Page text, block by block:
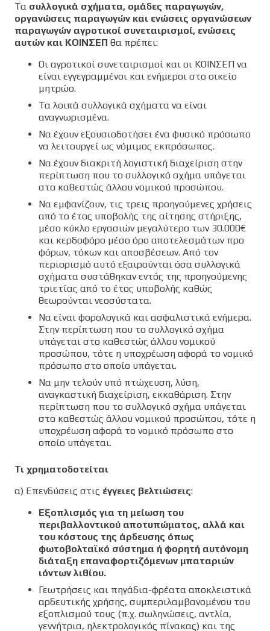
Τα συλλογικά σχήματα, ομάδες παραγωγών,
οργανώσεις παραγωγών και ενώσεις οργανώσεων
παραγωγών αγροτικοί συνεταιρισμοί, ενώσεις
αυτών και ΚΟΙΝΣΕΠ θα πρέπει:
Οι αγροτικοί συνεταιρισμοί και οι ΚΟΙΝΣΕΠ να
είναι εγγεγραμμένοι και ενήμεροι στο οικείο
μητρώο.
Τα λοιπά συλλογικά σχήματα να είναι
αναγνωρισμένα.
Να έχουν εξουσιοδοτήσει ένα φυσικό πρόσωπο
να λειτουργεί ως νόμιμος εκπρόσωπος.
Να έχουν διακριτή λογιστική διαχείριση στην
περίπτωση που το συλλογικό σχήμα υπάγεται
στο καθεστώς άλλου νομικού προσώπου.
Να εμφανίζουν, τις τρεις προηγούμενες χρήσεις
από το έτος υποβολής της αίτησης στήριξης,
μέσο κύκλο εργασιών μεγαλύτερο των 30.000€
και κερδοφόρο μέσο όρο αποτελεσμάτων προ
φόρων, τόκων και αποσβέσεων. Από τον
περιορισμό αυτό εξαιρούνται όσα συλλογικά
σχήματα συστάθηκαν εντός της προηγούμενης
τριετίας από το έτος υποβολής καθώς
θεωρούνται νεοσύστατα.
Να είναι φορολογικά και ασφαλιστικά ενήμερα.
Στην περίπτωση που το συλλογικό σχήμα
υπάγεται στο καθεστώς άλλου νομικού
προσώπου, τότε η υποχρέωση αφορά το νομικό
πρόσωπο στο οποίο υπάγεται.
Να μην τελούν υπό πτώχευση, λύση,
αναγκαστική διαχείριση, εκκαθάριση. Στην
περίπτωση που το συλλογικό σχήμα υπάγεται
στο καθεστώς άλλου νομικού προσώπου, τότε η
υποχρέωση αφορά το νομικό πρόσωπο στο
οποίο υπάγεται.
Τι χρηματοδοτείται
α) Επενδύσεις στις έγγειες βελτιώσεις:
Εξοπλισμός για τη μείωση του
περιβαλλοντικού αποτυπώματος, αλλά και
του κόστους της άρδευσης όπως
φωτοβολταϊκό σύστημα ή φορητή αυτόνομη
διάταξη επαναφορτιζόμενων μπαταριών
ιόντων λιθίου.
Γεωτρήσεις και πηγάδια-φρέατα αποκλειστικά
αρδευτικής χρήσης, συμπεριλαμβανομένου του
εξοπλισμού τους (π.χ. σωληνώσεις, αντλία,
γεννήτρια, ηλεκτρολογικός πίνακας) και της